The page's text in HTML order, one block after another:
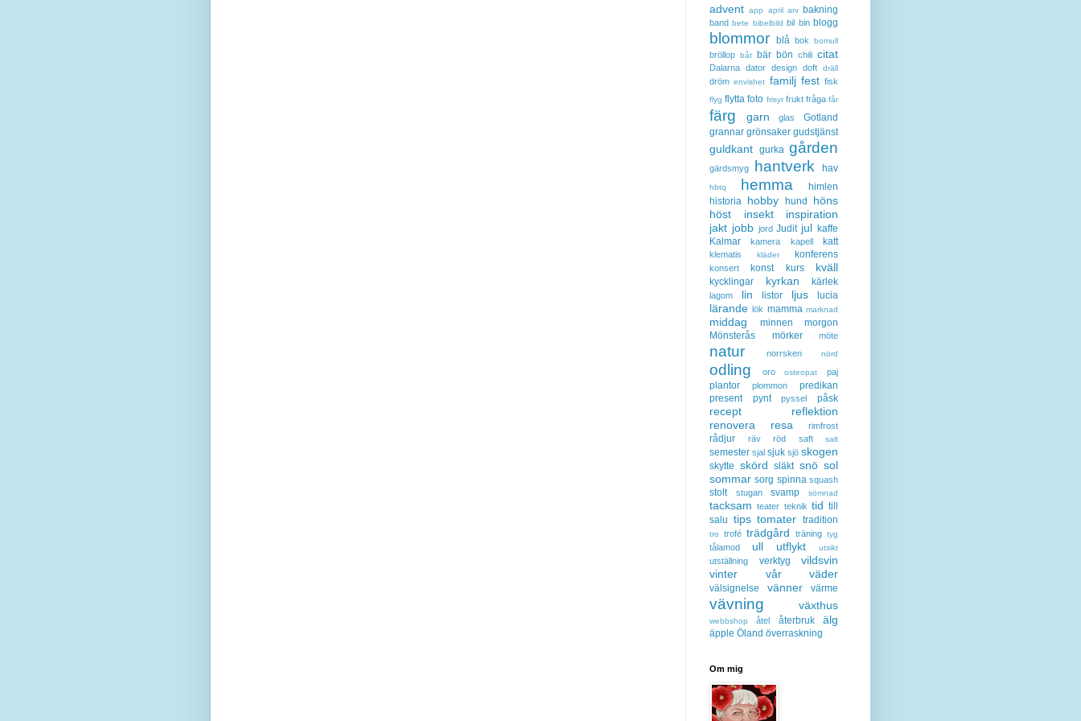
advent app april arv bakning
band bete bibelbild bil bin blogg
blommor blå bok bomull
bröllop båt bär bön chili citat
Dalarna dator design doft dräll
dröm envishet familj fest fisk
flyg flytta foto frisyr frukt fråga får
färg garn glas
Gotland
grannar grönsaker gudstjänst
guldkant gurka gården
gärdsmyg hantverk hav
hbtq hemma
himlen
historia hobby hund
höns
höst
insekt
inspiration
jakt jobb jord Judit jul kaffe
Kalmar
kamera kapell katt
klematis kläder konferens
konsert konst kurs kväll
kycklingar kyrkan kärlek
lagom lin listor ljus lucia
lärande lök mamma marknad
middag minnen
morgon
Mönsterås
mörker möte
natur norrsken nörd
odling oro osteopat paj
plantor plommon
predikan
present
pynt pyssel påsk
recept
reflektion
renovera
resa rimfrost
rådjur räv röd saft salt
semester sjal sjuk sjö skogen
skytte skörd släkt snö sol
sommar sorg spinna squash
stolt stugan svamp sömnad
tacksam teater teknik tid till
salu tips tomater tradition
tro trofé trädgård träning tyg
tålamod ull utflykt utsikt
utställning verktyg
vildsvin
vinter
vår väder
välsignelse vänner värme
vävning växthus
webbshop åtel återbruk älg
äpple Öland överraskning
Om mig